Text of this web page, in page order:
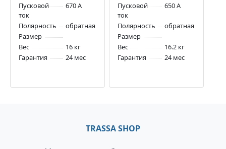
Пусковой
ток
670 А
Полярность
обратная
Размер
Вес
16 кг
Гарантия
24 мес
Пусковой
ток
650 А
Полярность
обратная
Размер
Вес
16.2 кг
Гарантия
24 мес
TRASSA SHOP